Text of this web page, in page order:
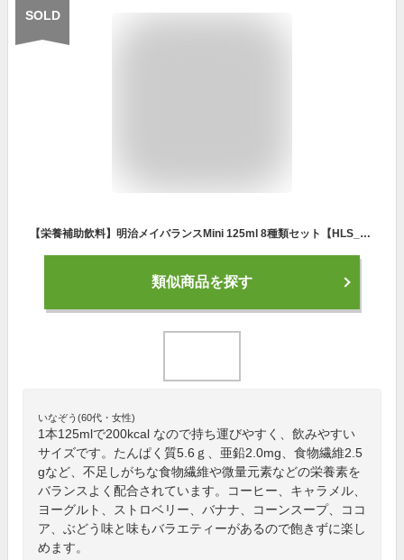
SOLD
【栄養補助飲料】明治メイバランスMini 125ml 8種類セット【HLS_DU】【3980円以上購入で送料無料】【介護食品 メイバランスミニ 明治 介護 ドリンク 栄養補助 介護飲料 高カロリー カロリー補助 栄養補給】
類似商品を探す
いなぞう(60代・女性)
1本125mlで200kcal なので持ち運びやすく、飲みやすい
サイズです。たんぱく質5.6ｇ、亜鉛2.0mg、食物繊維2.5
gなど、不足しがちな食物繊維や微量元素などの栄養素を
バランスよく配合されています。コーヒー、キャラメル、
ヨーグルト、ストロベリー、バナナ、コーンスープ、ココ
ア、ぶどう味と味もバラエティーがあるので飽きずに楽し
めます。